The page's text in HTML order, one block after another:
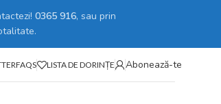
0365 916, sau prin
FAQS LISTA DE DORINȚE Abonează-te